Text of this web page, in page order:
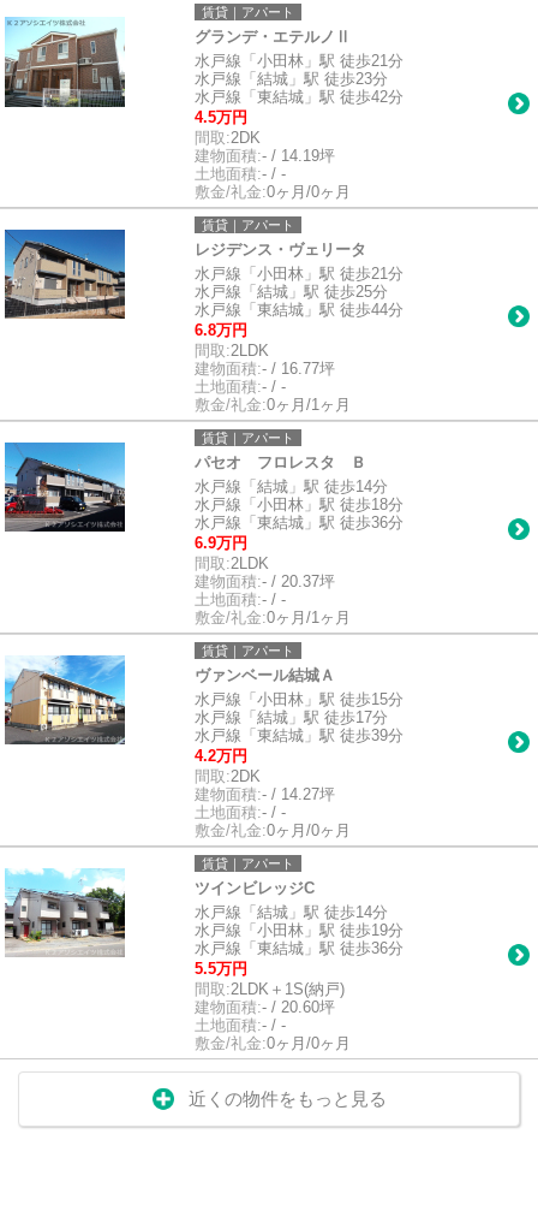
賃貸｜アパート
グランデ・エテルノⅡ
水戸線「小田林」駅 徒歩21分
水戸線「結城」駅 徒歩23分
水戸線「東結城」駅 徒歩42分
4.5万円
間取:2DK
建物面積:- / 14.19坪
土地面積:- / -
敷金/礼金:0ヶ月/0ヶ月
賃貸｜アパート
レジデンス・ヴェリータ
水戸線「小田林」駅 徒歩21分
水戸線「結城」駅 徒歩25分
水戸線「東結城」駅 徒歩44分
6.8万円
間取:2LDK
建物面積:- / 16.77坪
土地面積:- / -
敷金/礼金:0ヶ月/1ヶ月
賃貸｜アパート
パセオ フロレスタ Ｂ
水戸線「結城」駅 徒歩14分
水戸線「小田林」駅 徒歩18分
水戸線「東結城」駅 徒歩36分
6.9万円
間取:2LDK
建物面積:- / 20.37坪
土地面積:- / -
敷金/礼金:0ヶ月/1ヶ月
賃貸｜アパート
ヴァンベール結城Ａ
水戸線「小田林」駅 徒歩15分
水戸線「結城」駅 徒歩17分
水戸線「東結城」駅 徒歩39分
4.2万円
間取:2DK
建物面積:- / 14.27坪
土地面積:- / -
敷金/礼金:0ヶ月/0ヶ月
賃貸｜アパート
ツインビレッジC
水戸線「結城」駅 徒歩14分
水戸線「小田林」駅 徒歩19分
水戸線「東結城」駅 徒歩36分
5.5万円
間取:2LDK＋1S(納戸)
建物面積:- / 20.60坪
土地面積:- / -
敷金/礼金:0ヶ月/0ヶ月
近くの物件をもっと見る